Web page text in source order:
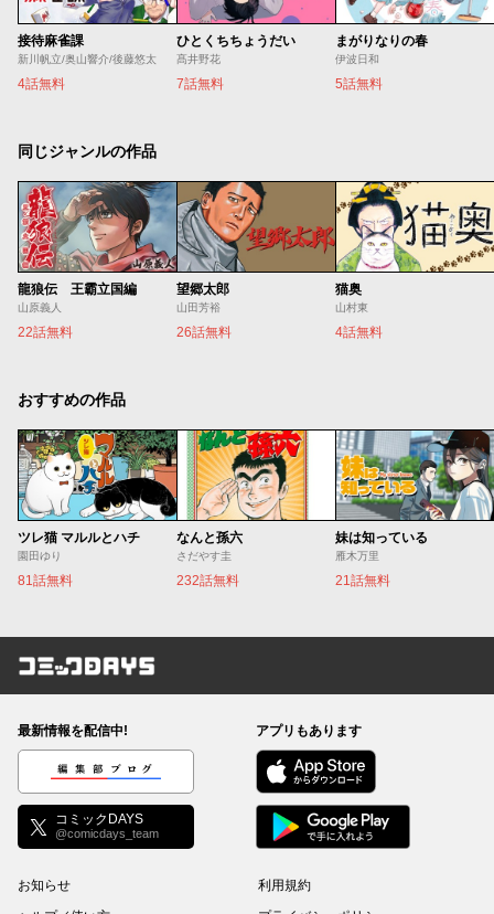
接待麻雀課
新川帆立/奥山響介/後藤悠太
4話無料
ひとくちちょうだい
髙井野花
7話無料
まがりなりの春
伊波日和
5話無料
同じジャンルの作品
龍狼伝 王霸立国編
山原義人
22話無料
望郷太郎
山田芳裕
26話無料
猫奥
山村東
4話無料
おすすめの作品
ツレ猫 マルルとハチ
園田ゆり
81話無料
なんと孫六
さだやす圭
232話無料
妹は知っている
雁木万里
21話無料
コミックDAYS
最新情報を配信中!
編集部ブログ
コミックDAYS
@comicdays_team
アプリもあります
お知らせ
利用規約